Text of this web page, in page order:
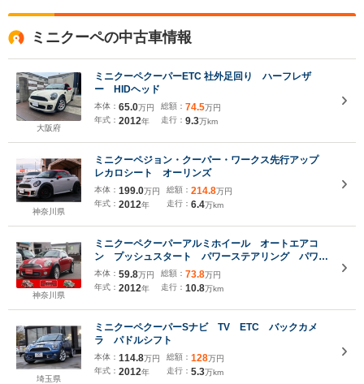
ミニクーペの中古車情報
大阪府
ミニクーペクーパーETC 社外足回り ハーフレザ
ー HIDヘッド
本体： 65.0万円
年式： 2012年
総額： 74.5万円
走行： 9.3万km
神奈川県
ミニクーペジョン・クーパー・ワークス先行アップ
レカロシート オーリンズ
本体： 199.0万円
年式： 2012年
総額： 214.8万円
走行： 6.4万km
神奈川県
ミニクーペクーパーアルミホイール オートエアコ
ン プッシュスタート パワーステアリング パワー
ウィンドウ ETC
本体： 59.8万円
年式： 2012年
総額： 73.8万円
走行： 10.8万km
埼玉県
ミニクーペクーパーSナビ TV ETC バックカメ
ラ パドルシフト
本体： 114.8万円
年式： 2012年
総額： 128万円
走行： 5.3万km